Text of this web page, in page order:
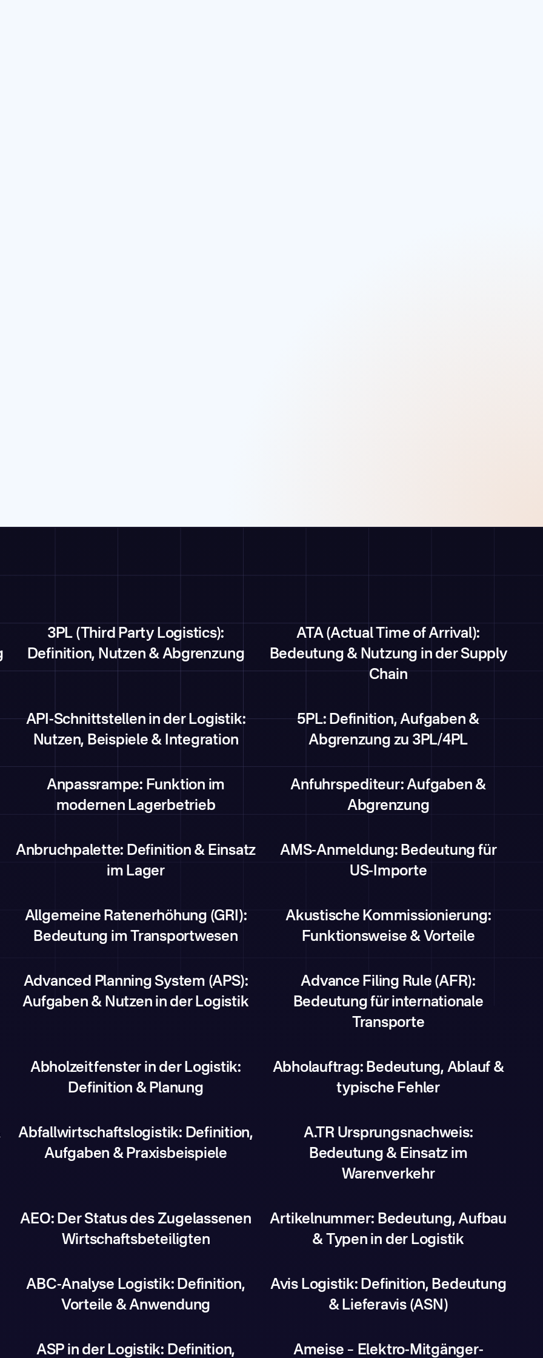
3PL (Third Party Logistics):
Definition, Nutzen & Abgrenzung
ATA (Actual Time of Arrival):
Bedeutung & Nutzung in der Supply
Chain
API-Schnittstellen in der Logistik:
Nutzen, Beispiele & Integration
5PL: Definition, Aufgaben &
Abgrenzung zu 3PL/4PL
Anpassrampe: Funktion im
modernen Lagerbetrieb
Anfuhrspediteur: Aufgaben &
Abgrenzung
Anbruchpalette: Definition & Einsatz
im Lager
AMS-Anmeldung: Bedeutung für
US-Importe
Allgemeine Ratenerhöhung (GRI):
Bedeutung im Transportwesen
Akustische Kommissionierung:
Funktionsweise & Vorteile
Advanced Planning System (APS):
Aufgaben & Nutzen in der Logistik
Advance Filing Rule (AFR):
Bedeutung für internationale
Transporte
Abholzeitfenster in der Logistik:
Definition & Planung
Abholauftrag: Bedeutung, Ablauf &
typische Fehler
Abfallwirtschaftslogistik: Definition,
Aufgaben & Praxisbeispiele
A.TR Ursprungsnachweis:
Bedeutung & Einsatz im
Warenverkehr
AEO: Der Status des Zugelassenen
Wirtschaftsbeteiligten
Artikelnummer: Bedeutung, Aufbau
& Typen in der Logistik
ABC-Analyse Logistik: Definition,
Vorteile & Anwendung
Avis Logistik: Definition, Bedeutung
& Lieferavis (ASN)
ASP in der Logistik: Definition, Ameise – Elektro-Mitgänger-